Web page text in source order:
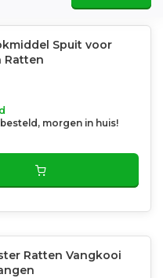
Spuit voor
Ratten
morgen in huis!
Ratten Vangkooi